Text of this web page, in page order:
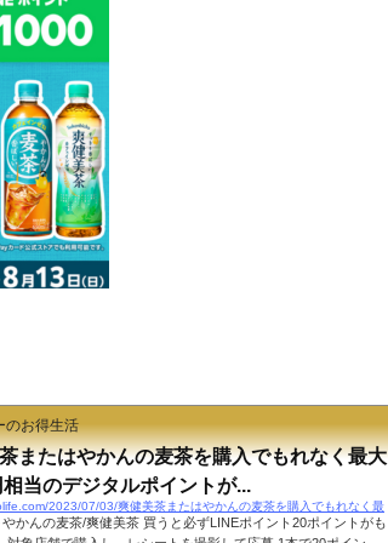
のお得生活
またはやかんの麦茶を購入でもれなく最大
当のデジタルポイントが...
2023/07/03/爽健美茶またはやかんの麦茶を購入でもれなく最
かんの麦茶/爽健美茶 買うと必ずLINEポイント20ポイントがも